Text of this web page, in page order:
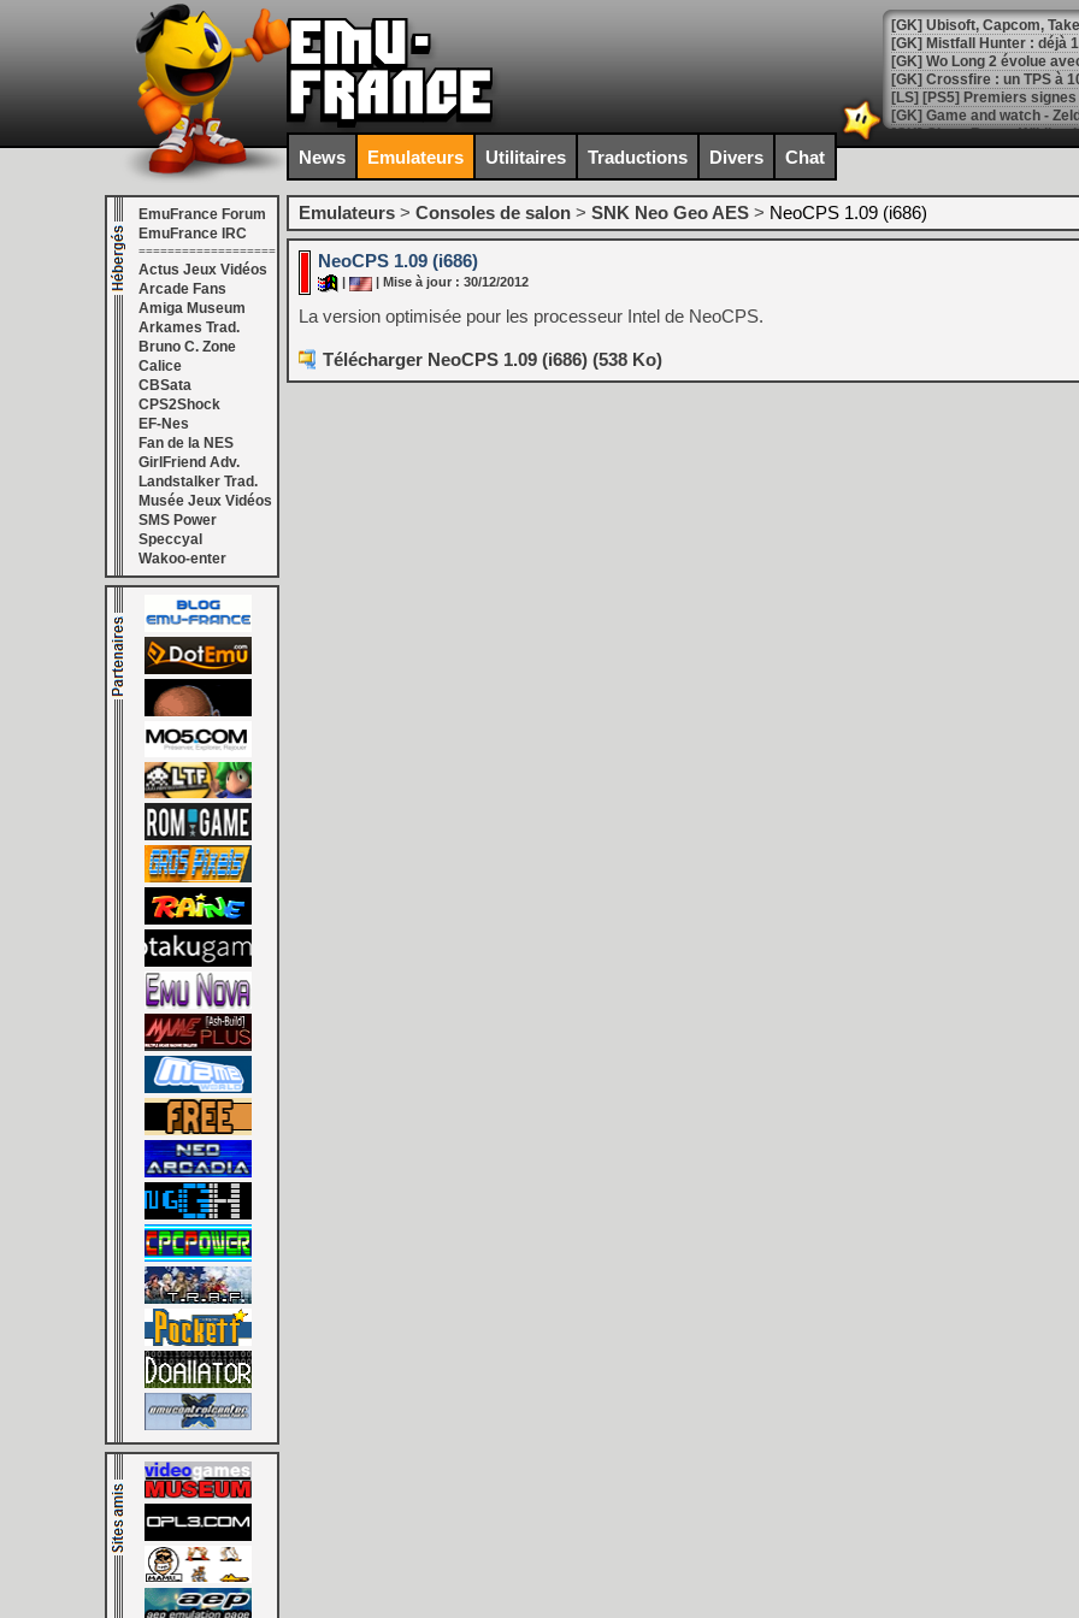
[GK] Mistfall Hunter : déjà
[GK] Wo Long 2 évolue
[GK] Crossfire : un TPS à
[LS] [PS5] Premiers
[Mo5] DOOM arrive en
[GK] Bethesda fête les 30
[GK] Roblox : l'action en
[GK] Agenda - GeForce
[LS] [PS5] ps5-y2jb-
[GK] Pourquoi Marvel
[GK] Test : Restory : Chill
[GK] GTA 6 : Rockstar
[GK] Hot Wheels Infinite
[GK] Mémoire cash -
[GK] Résultats Nintendo :
[GK] Déjà des
[Mo5] Brickboy cherche à
[GK] Minecraft et ses «
[GK] Beast of
[GK] Mémoire cash -
[GK] Dan Houser (GTA)
[GK] Comment EA Sports
[GK] Crimson Moon : un
[GK] Isle of Reveries : le
[GK] Moonlighter 2 : The
[GK] Capcom relance
[Mo5] Deux inédits du
News Emulateurs Utilitaires Traductions Divers Chat
EmuFrance Forum
EmuFrance IRC
===================
Actus Jeux Vidéos
Arcade Fans
Amiga Museum
Arkames Trad.
Bruno C. Zone
Calice
CBSata
CPS2Shock
EF-Nes
Fan de la NES
GirlFriend Adv.
Landstalker Trad.
Musée Jeux Vidéos
SMS Power
Speccyal
Wakoo-enter
Emulateurs > Consoles de salon > SNK Neo Geo AES > NeoCPS 1.09 (i686)
NeoCPS 1.09 (i686)
| Mise à jour : 30/12/2012
La version optimisée pour les processeur Intel de NeoCPS.
Télécharger NeoCPS 1.09 (i686) (538 Ko)